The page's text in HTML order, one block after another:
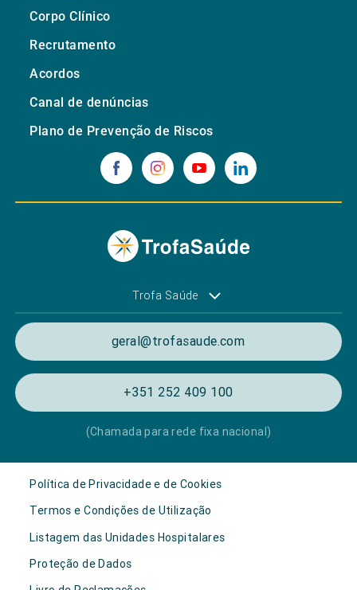
Corpo Clínico
Recrutamento
Acordos
Canal de denúncias
Plano de Prevenção de Riscos
Trofa Saúde
geral@trofasaude.com
+351 252 409 100
(Chamada para rede fixa nacional)
Política de Privacidade e de Cookies
Termos e Condições de Utilização
Listagem das Unidades Hospitalares
Proteção de Dados